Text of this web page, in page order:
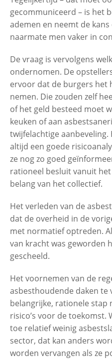
gecommuniceerd – is het
ademen en neemt de
naarmate men vaker in
De vraag is vervolgens
ondernomen. De
ervoor dat de burgers het
nemen. Die zouden zelf
of het geld besteed moet
keuken of aan
twijfelachtige
altijd een goede
ze nog zo goed
rationeel besluit vanuit
belang van het collectief.
Het verleden van de
dat de overheid in de
met normatief optreden.
van kracht was geworden
gescheeld.
Het voornemen van de
asbesthoudende daken te
belangrijke, rationele stap
risico’s voor de toekomst.
toe relatief weinig
sector, dat kan anders
worden vervangen als ze